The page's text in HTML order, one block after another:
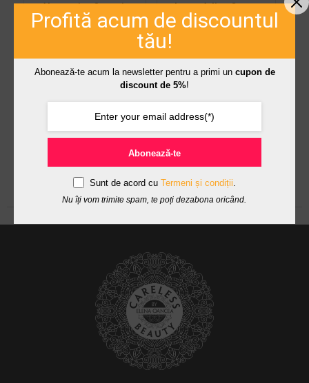
Alternative Organice Ioana Adina Oancea
Revitalizare De Primavara
Profită acum de discountul
tău!
Abonează-te acum la newsletter pentru a primi un cupon de
discount de 5%!
Abonează-te
Sunt de acord cu Termeni și condiții.
Nu îți vom trimite spam, te poți dezabona oricând.